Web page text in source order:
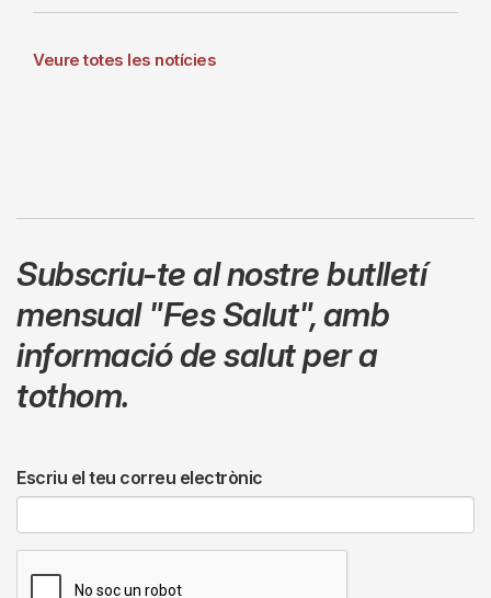
Veure totes les notícies
Subscriu-te al nostre butlletí
mensual "Fes Salut",amb
informació de salut per a
tothom.
Escriu el teu correu electrònic